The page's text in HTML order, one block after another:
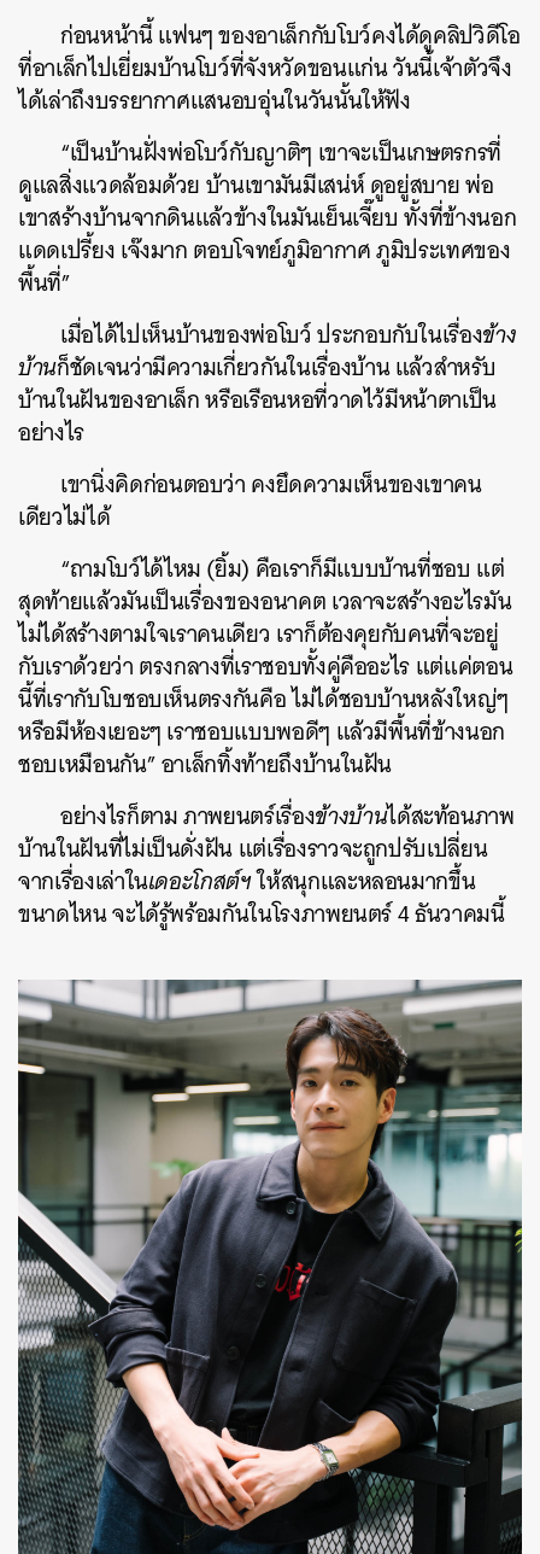
ก่อนหน้านี้ แฟนๆ ของอาเล็กกับโบว์คงได้ดูคลิปวิดีโอ
ที่อาเล็กไปเยี่ยมบ้านโบว์ที่จังหวัดขอนแก่น วันนี้เจ้าตัวจึง
ได้เล่าถึงบรรยากาศแสนอบอุ่นในวันนั้นให้ฟัง
“เป็นบ้านฝั่งพ่อโบว์กับญาติๆ เขาจะเป็นเกษตรกรที่
ดูแลสิ่งแวดล้อมด้วย บ้านเขามันมีเสน่ห์ ดูอยู่สบาย พ่อ
เขาสร้างบ้านจากดินแล้วข้างในมันเย็นเจี๊ยบ ทั้งที่ข้างนอก
แดดเปรี้ยง เจ๊งมาก ตอบโจทย์ภูมิอากาศ ภูมิประเทศของ
พื้นที่”
เมื่อได้ไปเห็นบ้านของพ่อโบว์ ประกอบกับในเรื่องข้าง
บ้านก็ชัดเจนว่ามีความเกี่ยวกันในเรื่องบ้าน แล้วสำหรับ
บ้านในฝันของอาเล็ก หรือเรือนหอที่วาดไว้มีหน้าตาเป็น
อย่างไร
เขานิ่งคิดก่อนตอบว่า คงยึดความเห็นของเขาคน
เดียวไม่ได้
“ถามโบว์ได้ไหม (ยิ้ม) คือเราก็มีแบบบ้านที่ชอบ แต่
สุดท้ายแล้วมันเป็นเรื่องของอนาคต เวลาจะสร้างอะไรมัน
ไม่ได้สร้างตามใจเราคนเดียว เราก็ต้องคุยกับคนที่จะอยู่
กับเราด้วยว่า ตรงกลางที่เราชอบทั้งคู่คืออะไร แต่แค่ตอน
นี้ที่เรากับโบชอบเห็นตรงกันคือ ไม่ได้ชอบบ้านหลังใหญ่ๆ
หรือมีห้องเยอะๆ เราชอบแบบพอดีๆ แล้วมีพื้นที่ข้างนอก
ชอบเหมือนกัน” อาเล็กทิ้งท้ายถึงบ้านในฝัน
อย่างไรก็ตาม ภาพยนตร์เรื่องข้างบ้านได้สะท้อนภาพ
บ้านในฝันที่ไม่เป็นดั่งฝัน แต่เรื่องราวจะถูกปรับเปลี่ยน
จากเรื่องเล่าในเดอะโกสต์ฯให้สนุกและหลอนมากขึ้น
ขนาดไหน จะได้รู้พร้อมกันในโรงภาพยนตร์ 4 ธันวาคมนี้